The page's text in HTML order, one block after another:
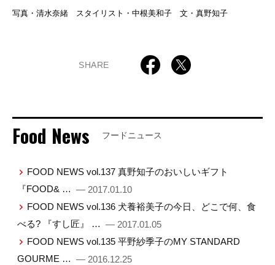
写真・清水奈緒 スタイリスト・中根美和子 文・真野知子
SHARE
Food News フードニュース
FOOD NEWS vol.137 真野知子のおいしいギフト
『FOOD& … — 2017.01.10
FOOD NEWS vol.136 犬養裕美子の今日、どこで何、食
べる? 『すし匠』 … — 2017.01.05
FOOD NEWS vol.135 平野紗季子のMY STANDARD
GOURME … — 2016.12.25